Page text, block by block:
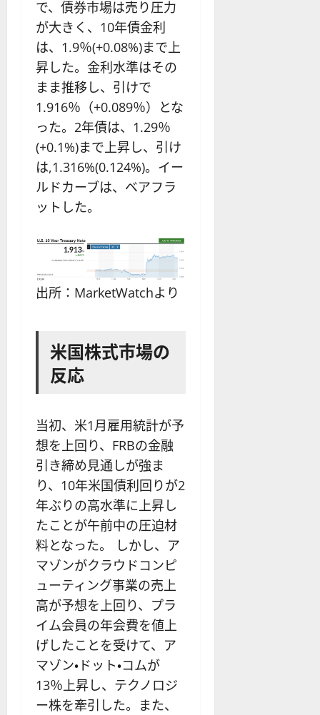
で、債券市場は売り圧力
が大きく、10年債金利
は、1.9％(+0.08%)まで上
昇した。金利水準はその
まま推移し、引けで
1.916％（+0.089％）とな
った。2年債は、1.29％
(+0.1%)まで上昇し、引け
は,1.316%(0.124%)。イー
ルドカーブは、ベアフラ
ットした。
出所：MarketWatchより
米国株式市場の
反応
当初、米1月雇用統計が予
想を上回り、FRBの金融
引き締め見通しが強ま
り、10年米国債利回りが2
年ぶりの高水準に上昇し
たことが午前中の圧迫材
料となった。 しかし、ア
マゾンがクラウドコンピ
ューティング事業の売上
高が予想を上回り、プラ
イム会員の年会費を値上
げしたことを受けて、ア
マゾン・ドット・コムが
13％上昇し、テクノロジ
ー株を牽引した。また、